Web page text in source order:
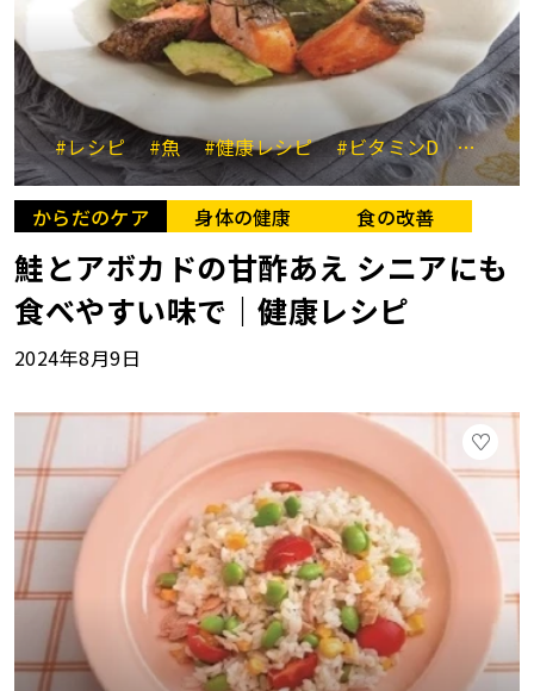
#レシピ #魚 #健康レシピ #ビタミンD #アボ
からだのケア 身体の健康 食の改善
鮭とアボカドの甘酢あえ シニアにも
食べやすい味で｜健康レシピ
2024年8月9日